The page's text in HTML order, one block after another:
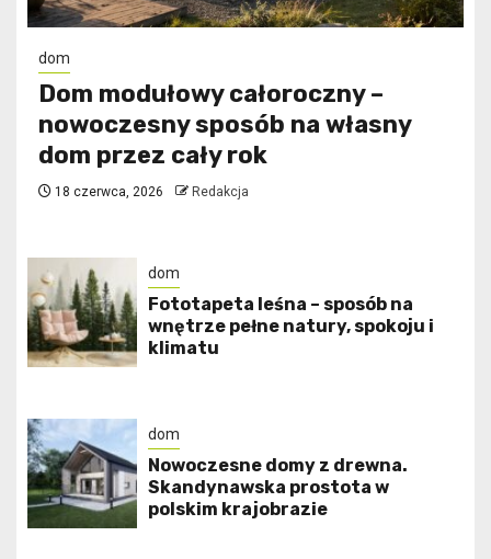
dom
Dom modułowy całoroczny –
nowoczesny sposób na własny
dom przez cały rok
18 czerwca, 2026 Redakcja
dom
​Fototapeta leśna – sposób na
wnętrze pełne natury, spokoju i
klimatu
dom
Nowoczesne domy z drewna.
Skandynawska prostota w
polskim krajobrazie